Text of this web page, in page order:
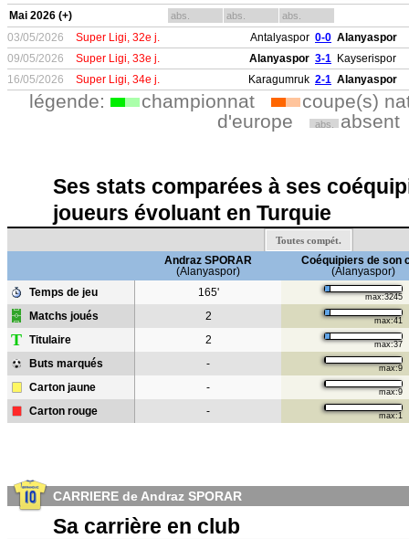
Mai 2026 (+) abs. abs. abs.
03/05/2026 Super Ligi, 32e j. Antalyaspor 0-0 Alanyaspor
09/05/2026
Super Ligi, 33e j. Alanyaspor 3-1 Kayserispor
16/05/2026
Super Ligi, 34e j. Karagumruk 2-1 Alanyaspor
légende: championnat
coupe(s)
d'europe
abs. absent
Ses stats comparées à ses
joueurs évoluant en Turquie
Toutes compét.
Andraz SPORAR
(Alanyaspor)
Coéquipiers de son
(Alanyaspor)
Temps de jeu
165' max:3245
Matchs joués 2 max:41
T Titulaire 2 max:37
Buts marqués - max:9
Carton jaune - max:9
Carton rouge - max:1
CARRIERE de Andraz SPORAR
Sa carrière en club